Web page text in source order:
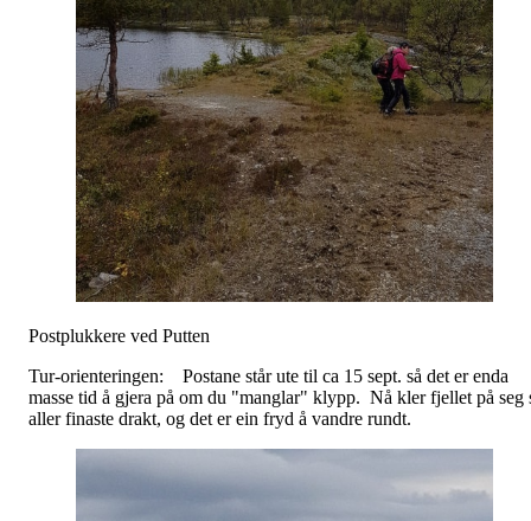
Postplukkere ved Putten
Tur-orienteringen: Postane står ute til ca 15 sept. så det er enda
masse tid å gjera på om du "manglar" klypp. Nå kler fjellet på seg
aller finaste drakt, og det er ein fryd å vandre rundt.